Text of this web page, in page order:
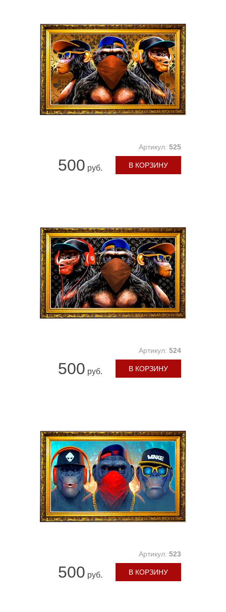
Артикул: 525
500 руб. В КОРЗИНУ
Артикул: 524
500 руб. В КОРЗИНУ
Артикул: 523
500 руб. В КОРЗИНУ